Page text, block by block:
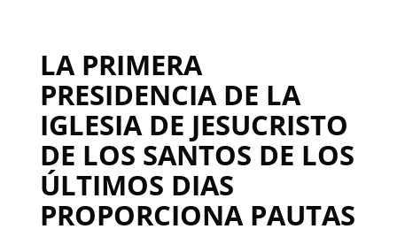
LA PRIMERA
PRESIDENCIA DE LA
IGLESIA DE JESUCRISTO
DE LOS SANTOS DE LOS
ÚLTIMOS DIAS
PROPORCIONA PAUTAS